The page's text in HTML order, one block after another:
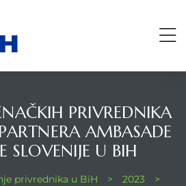
PRIVREDNIKA
AMBASADE
SLOVENIJE U BIH
privrednika u BiH > 2023
>